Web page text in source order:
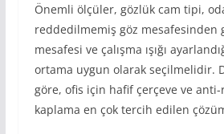
Önemli ölçüler, gözlük cam tipi,
reddedilmemiş göz mesafesinden
mesafesi ve çalışma ışığı
ortama uygun olarak seçilmelidir.
göre, ofis için hafif çerçeve ve anti-
kaplama en çok tercih edilen